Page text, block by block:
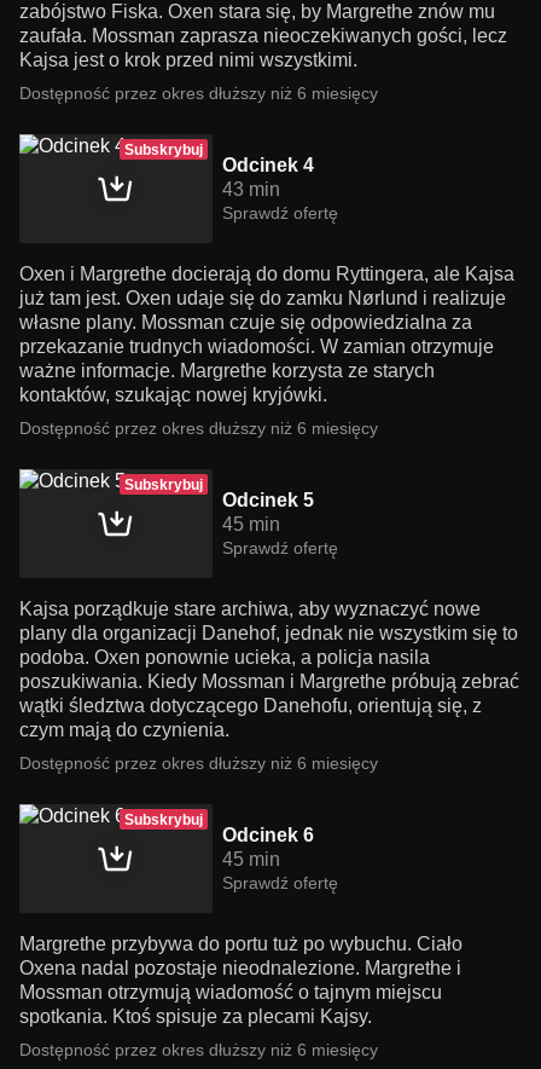
zabójstwo Fiska. Oxen stara się, by Margrethe znów mu
zaufała. Mossman zaprasza nieoczekiwanych gości, lecz
Kajsa jest o krok przed nimi wszystkimi.
Dostępność przez okres dłuższy niż 6 miesięcy
Subskrybuj
Odcinek 4
43 min
Sprawdź ofertę
Oxen i Margrethe docierają do domu Ryttingera, ale Kajsa
już tam jest. Oxen udaje się do zamku Nørlund i realizuje
własne plany. Mossman czuje się odpowiedzialna za
przekazanie trudnych wiadomości. W zamian otrzymuje
ważne informacje. Margrethe korzysta ze starych
kontaktów, szukając nowej kryjówki.
Dostępność przez okres dłuższy niż 6 miesięcy
Subskrybuj
Odcinek 5
45 min
Sprawdź ofertę
Kajsa porządkuje stare archiwa, aby wyznaczyć nowe
plany dla organizacji Danehof, jednak nie wszystkim się to
podoba. Oxen ponownie ucieka, a policja nasila
poszukiwania. Kiedy Mossman i Margrethe próbują zebrać
wątki śledztwa dotyczącego Danehofu, orientują się, z
czym mają do czynienia.
Dostępność przez okres dłuższy niż 6 miesięcy
Subskrybuj
Odcinek 6
45 min
Sprawdź ofertę
Margrethe przybywa do portu tuż po wybuchu. Ciało
Oxena nadal pozostaje nieodnalezione. Margrethe i
Mossman otrzymują wiadomość o tajnym miejscu
spotkania. Ktoś spisuje za plecami Kajsy.
Dostępność przez okres dłuższy niż 6 miesięcy